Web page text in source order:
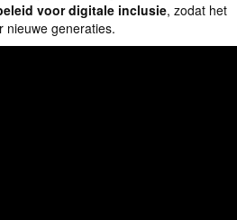
voor digitale inclusie, zodat het
nieuwe generaties.